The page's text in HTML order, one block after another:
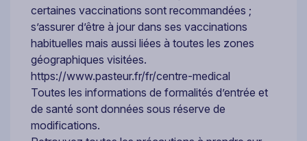
certaines vaccinations sont recommandées ;
s’assurer d’être à jour dans ses vaccinations
habituelles mais aussi liées à toutes les zones
géographiques visitées.
https://www.pasteur.fr/fr/centre-medical
Toutes les informations de formalités d’entrée et
de santé sont données sous réserve de
modifications.